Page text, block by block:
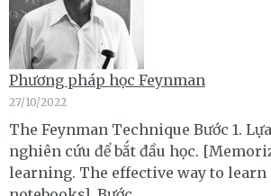
Phương pháp học Feynman
27/10/2022
The Feynman Technique Bước 1.
nghiên cứu để bắt đầu học.
learning. The effective way to